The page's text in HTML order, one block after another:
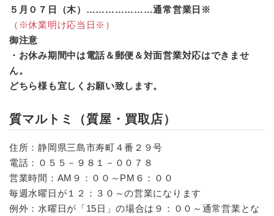
５月０７日（木）…………………通常営業日※
（※休業明け応当日※）
御注意
・お休み期間中は電話＆郵便＆対面営業対応はできませ
ん。
どちら様も宜しくお願い致します。
質マルトミ（質屋・買取店）
住所：静岡県三島市寿町４番２９号
電話：０５５－９８１－００７８
営業時間：AM９：００～PM６：００
毎週水曜日が１２：３０～の営業になります
例外：水曜日が「15日」の場合は９：００～通常営業とな